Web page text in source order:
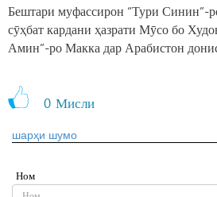
Бештари муфассирон “Тури Синин”-
сӯҳбат кардани ҳазрати Мӯсо бо
Амин”-ро Макка дар Арабистон
0 Мисли
шарҳи шумо
Ном